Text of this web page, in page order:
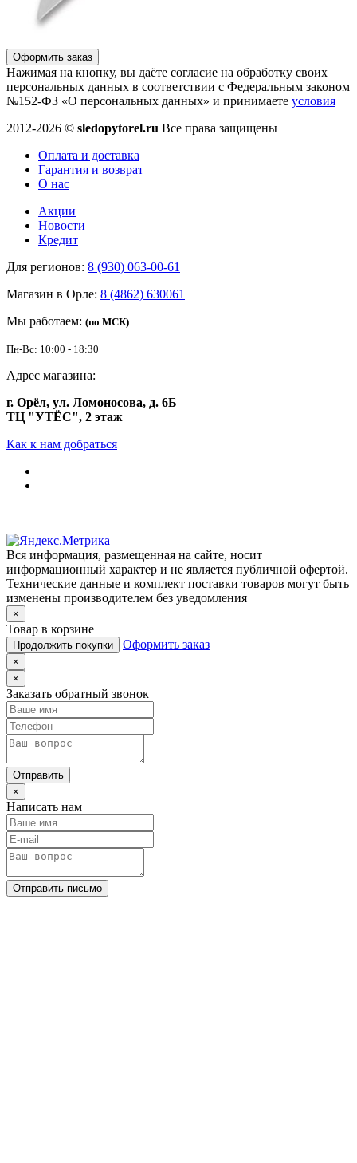
Оформить заказ
Нажимая на кнопку, вы даёте согласие на обработку своих
персональных данных в соответствии с Федеральным законом
№152-ФЗ «О персональных данных» и принимаете условия
2012-2026 © sledopytorel.ru Все права защищены
Оплата и доставка
Гарантия и возврат
О нас
Акции
Новости
Кредит
Для регионов: 8 (930) 063-00-61
Магазин в Орле: 8 (4862) 630061
Мы работаем: (по МСК)
Пн-Вс: 10:00 - 18:30
Адрес магазина:
г. Орёл, ул. Ломоносова, д. 6Б
ТЦ "УТЁС", 2 этаж
Как к нам добраться
Вся информация, размещенная на сайте, носит
информационный характер и не является публичной офертой.
Технические данные и комплект поставки товаров могут быть
изменены производителем без уведомления
×
Товар в корзине
Продолжить покупки Оформить заказ
×
×
Заказать обратный звонок
Отправить
×
Написать нам
Отправить письмо